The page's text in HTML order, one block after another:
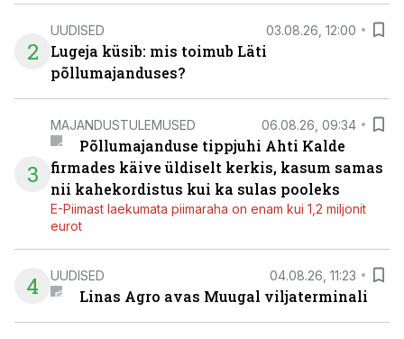
2
UUDISED 03.08.26, 12:00
Lugeja küsib: mis toimub Läti
põllumajanduses?
3
MAJANDUSTULEMUSED 06.08.26, 09:34
Põllumajanduse tippjuhi Ahti Kalde
firmades käive üldiselt kerkis, kasum samas
nii kahekordistus kui ka sulas pooleks
E-Piimast laekumata piimaraha on enam kui 1,2 miljonit
eurot
4 UUDISED 04.08.26, 11:23
Linas Agro avas Muugal viljaterminali